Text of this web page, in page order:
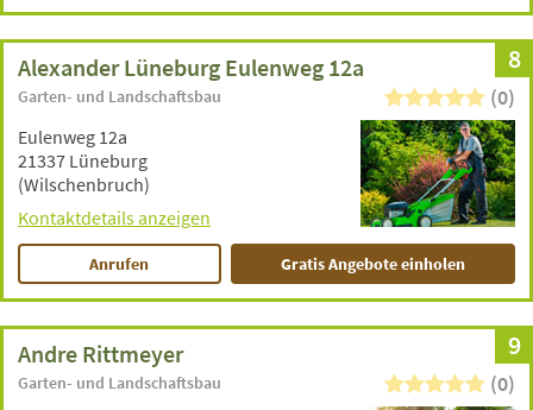
8
Alexander Lüneburg Eulenweg 12a
Garten- und Landschaftsbau (0)
Eulenweg 12a
21337 Lüneburg
(Wilschenbruch)
Kontaktdetails anzeigen
Anrufen Gratis Angebote einholen
9
Andre Rittmeyer
Garten- und Landschaftsbau (0)